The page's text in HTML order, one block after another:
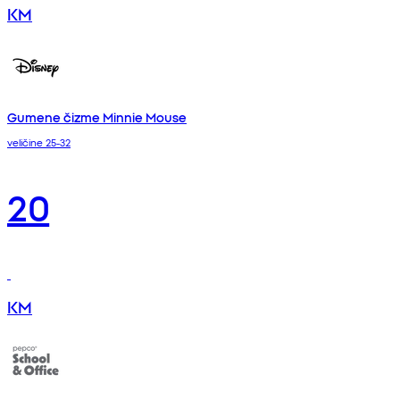
KM
Gumene čizme Minnie Mouse
veličine 25-32
20
KM